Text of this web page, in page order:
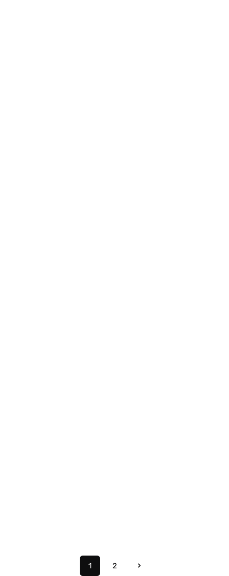
Seite
1
Seite
2